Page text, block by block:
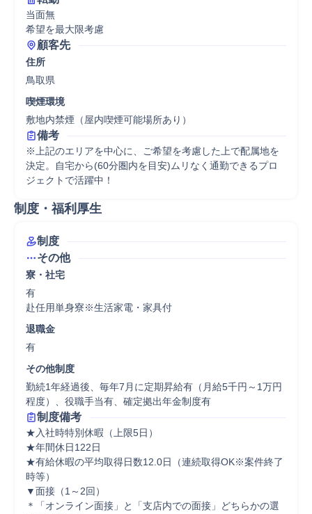
当面無
希望を最大限考慮
顧客先
住所
鳥取県
喫煙環境
敷地内禁煙（屋内喫煙可能場所あり）
備考
※上記のエリアを中心に、ご希望を考慮した上で配属地を
決定。自宅から(60分圏内を目安)ムリなく通勤できるプロ
ジェクトで活躍中！
制度・福利厚生
制度
その他
寮・社宅
有
赴任用単身寮※生活家電・家具付
退職金
有
その他制度
勤続1年経過後、毎年7月に定期昇給有（月給5千円～1万円
程度）、役職手当有、確定拠出年金制度有
制度備考
★入社時特別休暇（上限5日）
★年間休日122日
★有給休暇の平均取得日数12.0日（連続取得OK※案件終了
時等）
▼面接（1～2回）
＊「オンライン面接」と「支店内での面接」どちらかの選